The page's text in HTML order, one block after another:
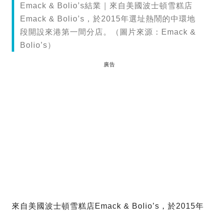
Emack & Bolio’s結業｜來自美國波士頓雪糕店
Emack & Bolio’s，於2015年選址熱鬧的中環地
段開設來港第一間分店。（圖片來源：Emack &
Bolio’s）
廣告
來自美國波士頓雪糕店Emack & Bolio’s，於2015年